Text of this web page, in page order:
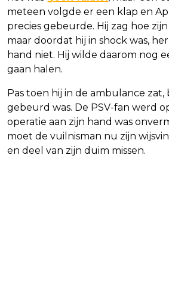
meteen volgde er een klap en
precies gebeurde. Hij zag hoe
maar doordat hij in shock was,
hand niet. Hij wilde daarom nog
gaan halen.
Pas toen hij in de ambulance
gebeurd was. De PSV-fan werd
operatie aan zijn hand was
moet de vuilnisman nu zijn
en deel van zijn duim missen.